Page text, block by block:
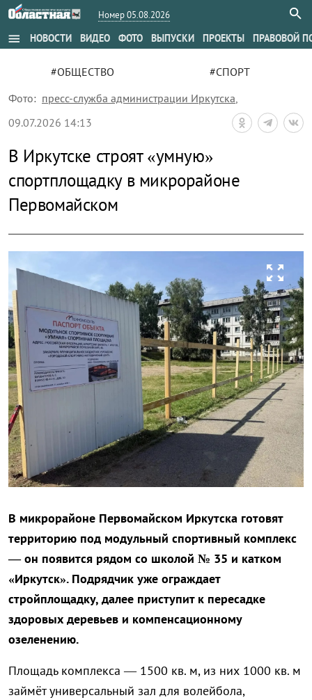
Номер 05.08.2026
menu НОВОСТИ ВИДЕО ФОТО ВЫПУСКИ ПРОЕКТЫ ПРАВОВОЙ
#ОБЩЕСТВО
#СПОРТ
Фото: пресс-служба администрации Иркутска,
09.07.2026 14:13
В Иркутске строят «умную»
спортплощадку в микрорайоне
Первомайском
zoom_out_map
В микрорайоне Первомайском Иркутска готовят
территорию под модульный спортивный комплекс
— он появится рядом со школой № 35 и катком
«Иркутск». Подрядчик уже ограждает
стройплощадку, далее приступит к пересадке
здоровых деревьев и компенсационному
озеленению.
Площадь комплекса — 1500 кв. м, из них 1000 кв. м
займёт универсальный зал для волейбола,